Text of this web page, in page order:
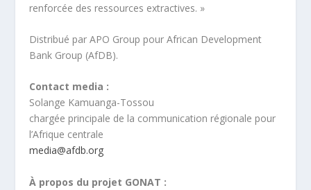
renforcée des ressources extractives. »
Distribué par APO Group pour African Development
Bank Group (AfDB).
Contact media :
Solange Kamuanga-Tossou
chargée principale de la communication régionale pour
l’Afrique centrale
media@afdb.org
À propos du projet GONAT :